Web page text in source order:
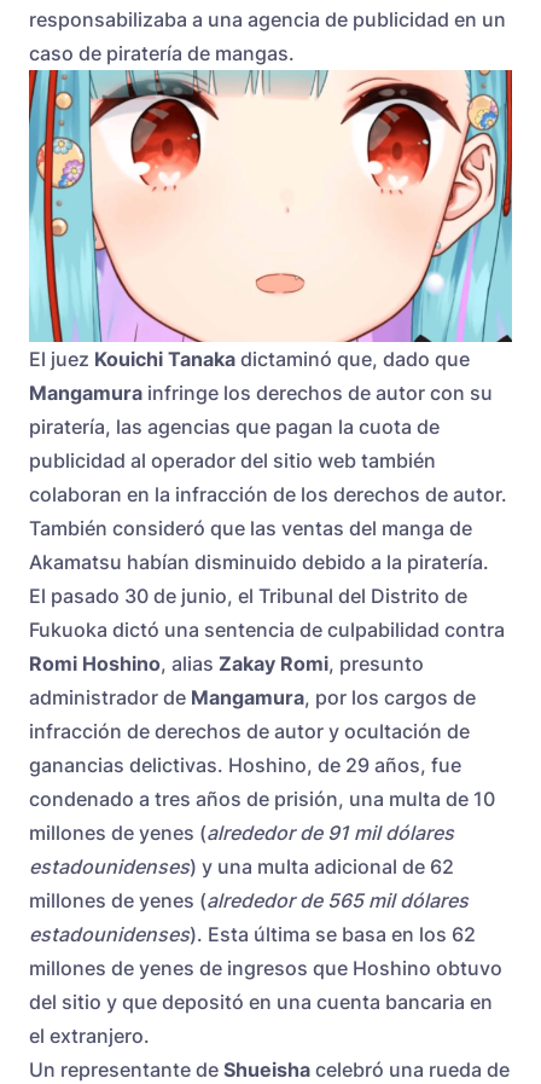
responsabilizaba a una agencia de publicidad en un
caso de piratería de mangas.
El juez Kouichi Tanaka dictaminó que, dado que
Mangamura infringe los derechos de autor con su
piratería, las agencias que pagan la cuota de
publicidad al operador del sitio web también
colaboran en la infracción de los derechos de autor.
También consideró que las ventas del manga de
Akamatsu habían disminuido debido a la piratería.
El pasado 30 de junio, el Tribunal del Distrito de
Fukuoka dictó una sentencia de culpabilidad contra
Romi Hoshino, alias Zakay Romi, presunto
administrador de Mangamura, por los cargos de
infracción de derechos de autor y ocultación de
ganancias delictivas. Hoshino, de 29 años, fue
condenado a tres años de prisión, una multa de 10
millones de yenes (alrededor de 91 mil dólares
estadounidenses) y una multa adicional de 62
millones de yenes (alrededor de 565 mil dólares
estadounidenses). Esta última se basa en los 62
millones de yenes de ingresos que Hoshino obtuvo
del sitio y que depositó en una cuenta bancaria en
el extranjero.
Un representante de Shueisha celebró una rueda de